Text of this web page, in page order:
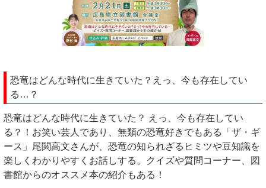
恐竜はどんな時代に生きていた？えっ、今も存在してい
る…？
恐竜はどんな時代に生きていた？ えっ、今も存在してい
る？！お笑い芸人であり、無類の恐竜好きでもある「ザ・ギ
ース」尾関高文さんが、恐竜の知られざるヒミツや豆知識を
楽しくわかりやすくお話しする。クイズや質問コーナー、図
書館からのオススメ本の紹介もある！